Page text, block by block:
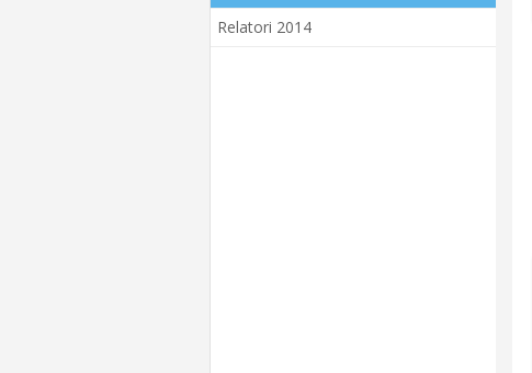
Relatori 2014